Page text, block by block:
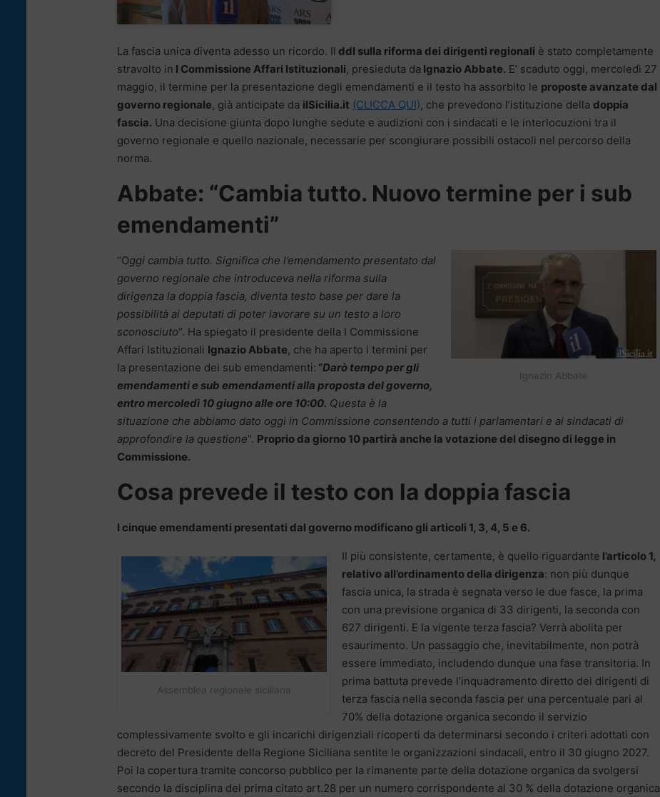
La fascia unica diventa adesso un ricordo. Il ddl sulla riforma dei dirigenti regionali è stato completamente
stravolto in I Commissione Affari Istituzionali, presieduta da Ignazio Abbate. E’ scaduto oggi, mercoledì 27
maggio, il termine per la presentazione degli emendamenti e il testo ha assorbito le proposte avanzate dal
governo regionale, già anticipate da ilSicilia.it (CLICCA QUI), che prevedono l’istituzione della doppia
fascia. Una decisione giunta dopo lunghe sedute e audizioni con i sindacati e le interlocuzioni tra il
governo regionale e quello nazionale, necessarie per scongiurare possibili ostacoli nel percorso della
norma.
Abbate: “Cambia tutto. Nuovo termine per i sub
emendamenti”
Ignazio Abbate
“Oggi cambia tutto. Significa che l’emendamento presentato dal
governo regionale che introduceva nella riforma sulla
dirigenza la doppia fascia, diventa testo base per dare la
possibilità ai deputati di poter lavorare su un testo a loro
sconosciuto“. Ha spiegato il presidente della I Commissione
Affari Istituzionali Ignazio Abbate, che ha aperto i termini per
la presentazione dei sub emendamenti: “Darò tempo per gli
emendamenti e sub emendamenti alla proposta del governo,
entro mercoledì 10 giugno alle ore 10:00. Questa è la
situazione che abbiamo dato oggi in Commissione consentendo a tutti i parlamentari e ai sindacati di
approfondire la questione“. Proprio da giorno 10 partirà anche la votazione del disegno di legge in
Commissione.
Cosa prevede il testo con la doppia fascia
I cinque emendamenti presentati dal governo modificano gli articoli 1, 3, 4, 5 e 6.
Assemblea regionale siciliana
Il più consistente, certamente, è quello riguardante l’articolo 1,
relativo all’ordinamento della dirigenza: non più dunque
fascia unica, la strada è segnata verso le due fasce, la prima
con una previsione organica di 33 dirigenti, la seconda con
627 dirigenti. E la vigente terza fascia? Verrà abolita per
esaurimento. Un passaggio che, inevitabilmente, non potrà
essere immediato, includendo dunque una fase transitoria. In
prima battuta prevede l’inquadramento diretto dei dirigenti di
terza fascia nella seconda fascia per una percentuale pari al
70% della dotazione organica secondo il servizio
complessivamente svolto e gli incarichi dirigenziali ricoperti da determinarsi secondo i criteri adottati con
decreto del Presidente della Regione Siciliana sentite le organizzazioni sindacali, entro il 30 giugno 2027.
Poi la copertura tramite concorso pubblico per la rimanente parte della dotazione organica da svolgersi
secondo la disciplina del prima citato art.28 per un numero corrispondente al 30 % della dotazione organica